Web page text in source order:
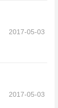
2017-05-03
2017-05-03